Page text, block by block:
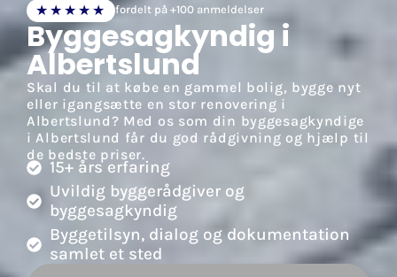
★★★★★ fordelt på +100 anmeldelser
Byggesagkyndig i
Albertslund
Skal du til at købe en gammel bolig, bygge nyt
eller igangsætte en stor renovering i
Albertslund? Med os som din byggesagkyndige
i Albertslund får du god rådgivning og hjælp til
de bedste priser.
15+ års erfaring
Uvildig byggerådgiver og
byggesagkyndig
Byggetilsyn, dialog og dokumentation
samlet et sted